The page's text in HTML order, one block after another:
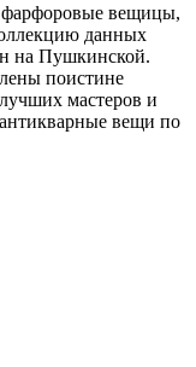
фарфоровые вещицы,
данных
на Пушкинской.
поистине
мастеров и
вещи по